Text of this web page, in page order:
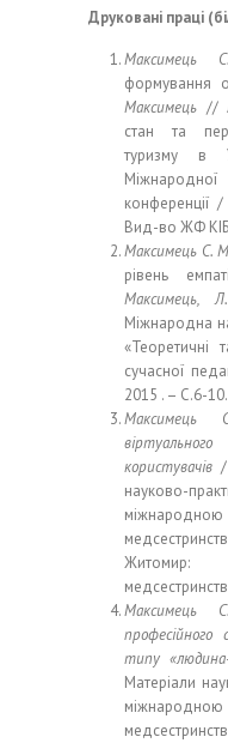
Друковані праці
формування
Максимець //
стан та
туризму в
Вид-во ЖФ
Максимець С.
рівень
Міжнародна
«Теоретичні
сучасної
2015 . – С.6-10.
Максимець
користувачів
науково-
Житомир:
Максимець
професійного
типу
Матеріали